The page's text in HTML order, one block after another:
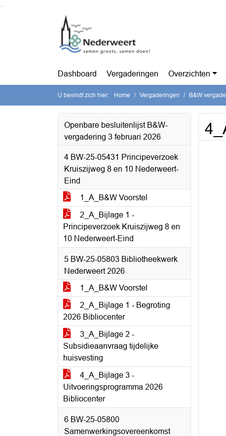
Dashboard Vergaderingen Overzichten
U bevindt zich hier: Home Vergaderingen B&W
Openbare besluitenlijst B&W-
vergadering 3 februari 2026
4 BW-25-05431 Principeverzoek
Kruiszijweg 8 en 10 Nederweert-
Eind
1_A_B&W Voorstel
2_A_Bijlage 1 -
Principeverzoek Kruiszijweg 8 en
10 Nederweert-Eind
5 BW-25-05803 Bibliotheekwerk
Nederweert 2026
1_A_B&W Voorstel
2_A_Bijlage 1 - Begroting
2026 Bibliocenter
3_A_Bijlage 2 -
Subsidieaanvraag tijdelijke
huisvesting
4_A_Bijlage 3 -
Uitvoeringsprogramma 2026
Bibliocenter
6 BW-25-05800
Samenwerkingsovereenkomst